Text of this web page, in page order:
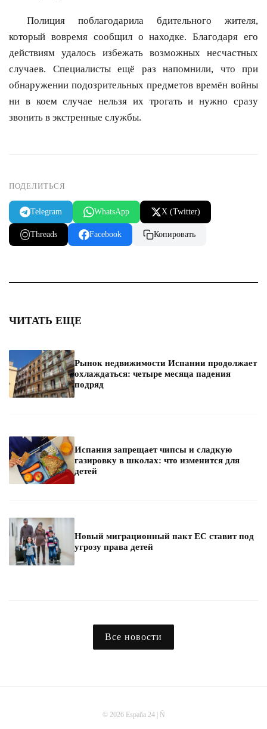
Полиция поблагодарила бдительного жителя,
который вовремя сообщил о находке. Благодаря его
действиям удалось избежать возможных несчастных
случаев. Специалисты ещё раз напомнили, что при
обнаружении подозрительных предметов времён войны
ни в коем случае нельзя их трогать и нужно сразу
звонить в экстренные службы.
ПОДЕЛИТЬСЯ
Telegram WhatsApp X (Twitter)
Threads Facebook Копировать
ЧИТАТЬ ЕЩЕ
Рынок недвижимости Испании продолжает
охлаждаться: четыре месяца падения
подряд
Испания запрещает чипсы и сладкую
газировку в школах: что изменится для
детей
Новый миграционный пакт ЕС ставит под
угрозу права детей
Все новости
© 2026 España 24 | Ñ